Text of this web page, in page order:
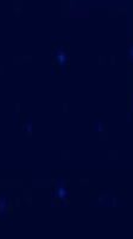
të fituar